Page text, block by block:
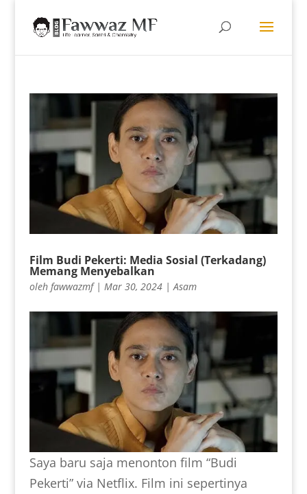
Film Budi Pekerti: Media Sosial (Terkadang)
Memang Menyebalkan
oleh fawwazmf| Mar 30, 2024|Asam
Saya baru saja menonton film “Budi
Pekerti” via Netflix. Film ini sepertinya